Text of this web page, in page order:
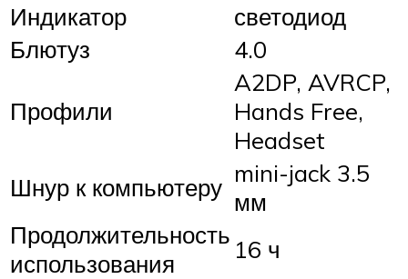
Индикатор
светодиод
Блютуз
4.0
Профили
A2DP, AVRCP,
Hands Free,
Headset
Шнур к компьютеру mini-jack 3.5
мм
Продолжительность
использования
16 ч